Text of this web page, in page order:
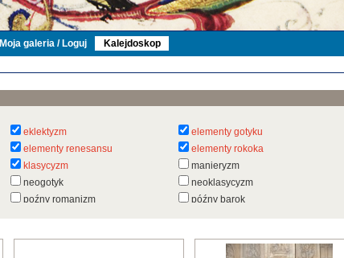
Moja galeria / Loguj Kalejdoskop
eklektyzm elementy gotyku
elementy renesansu elementy rokoka
klasycyzm manieryzm
neogotyk neoklasycyzm
poźny romanizm późny barok
romanizm